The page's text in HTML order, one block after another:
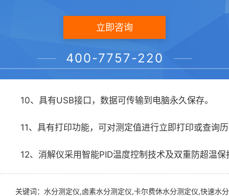
7、一键恢复出厂设置，可在误操作导致曲线丢失时快
10、具有USB接口，数据可传输到电脑永久保存。
11、具有打印功能，可对测定值进行立即打印或查询
12、消解仪采用智能PID温度控制技术及双重防超温
关键词：水分测定仪,卤素水分测定仪,卡尔费休水分测定仪,快速水
立即咨询
400-7757-220